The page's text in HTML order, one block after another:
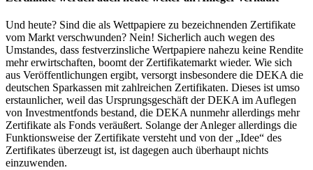
Und heute? Sind die als Wettpapiere zu bezeichnenden Zertifikate
vom Markt verschwunden? Nein! Sicherlich auch wegen des
Umstandes, dass festverzinsliche Wertpapiere nahezu keine Rendite
mehr erwirtschaften, boomt der Zertifikatemarkt wieder. Wie sich
aus Veröffentlichungen ergibt, versorgt insbesondere die DEKA die
deutschen Sparkassen mit zahlreichen Zertifikaten. Dieses ist umso
erstaunlicher, weil das Ursprungsgeschäft der DEKA im Auflegen
von Investmentfonds bestand, die DEKA nunmehr allerdings mehr
Zertifikate als Fonds veräußert. Solange der Anleger allerdings die
Funktionsweise der Zertifikate versteht und von der „Idee“ des
Zertifikates überzeugt ist, ist dagegen auch überhaupt nichts
einzuwenden.